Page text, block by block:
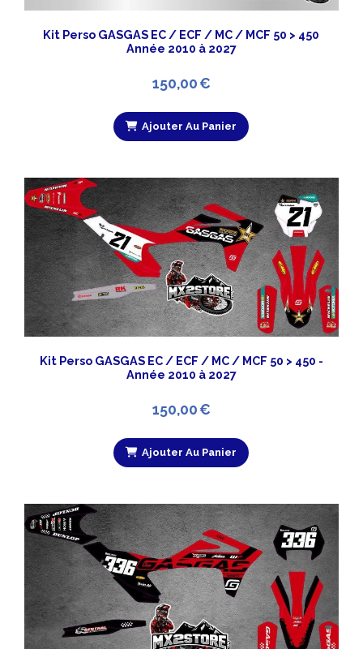
Kit Perso GASGAS EC / ECF / MC / MCF 50 > 450
Année 2010 à 2027
150,00€
Ajouter Au Panier
Kit Perso GASGAS EC / ECF / MC / MCF 50 > 450 -
Année 2010 à 2027
150,00€
Ajouter Au Panier